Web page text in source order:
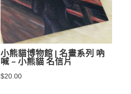
小熊貓博物館 | 名畫系列 吶
喊 – 小熊貓 名信片
$20.00